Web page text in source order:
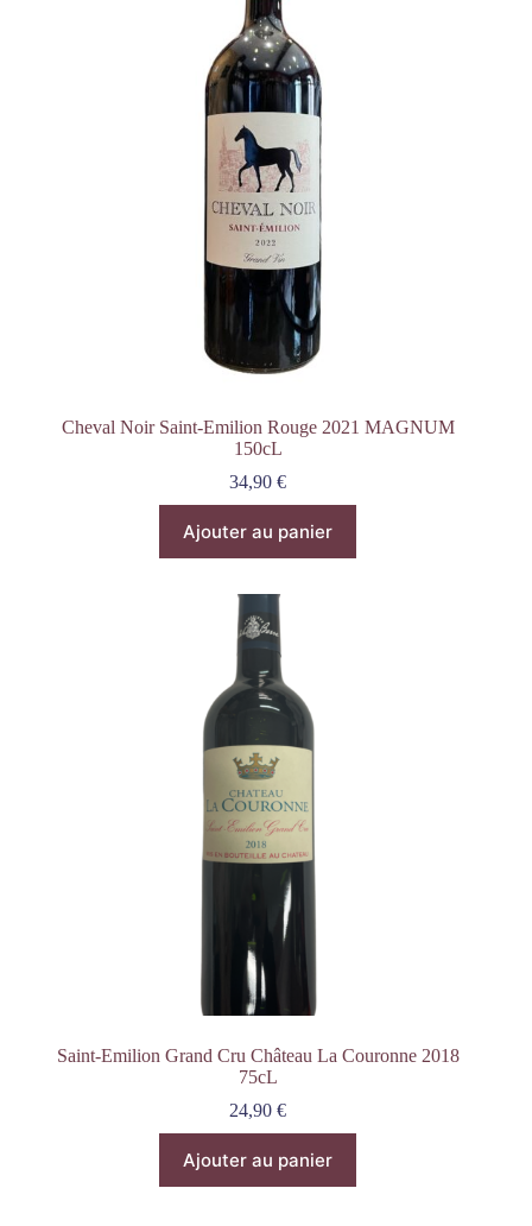
Cheval Noir Saint-Emilion Rouge 2021 MAGNUM
150cL
34,90€
Ajouter au panier
Saint-Emilion Grand Cru Château La Couronne 2018
75cL
24,90€
Ajouter au panier